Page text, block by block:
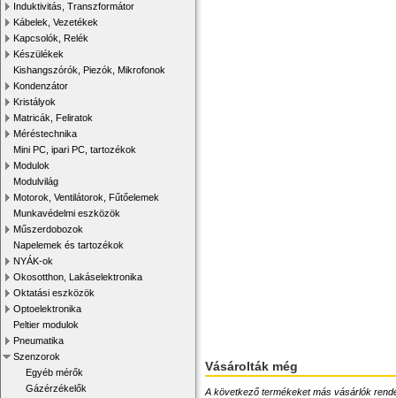
Induktivitás, Transzformátor
Kábelek, Vezetékek
Kapcsolók, Relék
Készülékek
Kishangszórók, Piezók, Mikrofonok
Kondenzátor
Kristályok
Matricák, Feliratok
Méréstechnika
Mini PC, ipari PC, tartozékok
Modulok
Modulvilág
Motorok, Ventilátorok, Fűtőelemek
Munkavédelmi eszközök
Műszerdobozok
Napelemek és tartozékok
NYÁK-ok
Okosotthon, Lakáselektronika
Oktatási eszközök
Optoelektronika
Peltier modulok
Pneumatika
Szenzorok
Egyéb mérők
Gázérzékelők
Vásárolták még
A következő termékeket más vásárlók